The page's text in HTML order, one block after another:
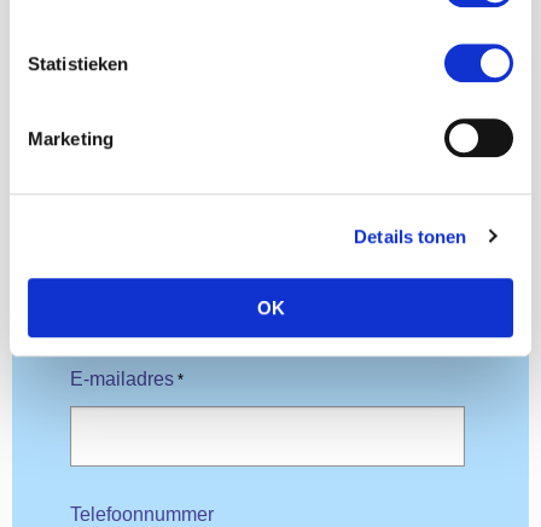
Statistieken
Marketing
Details tonen
OK
E-mailadres *
Telefoonnummer